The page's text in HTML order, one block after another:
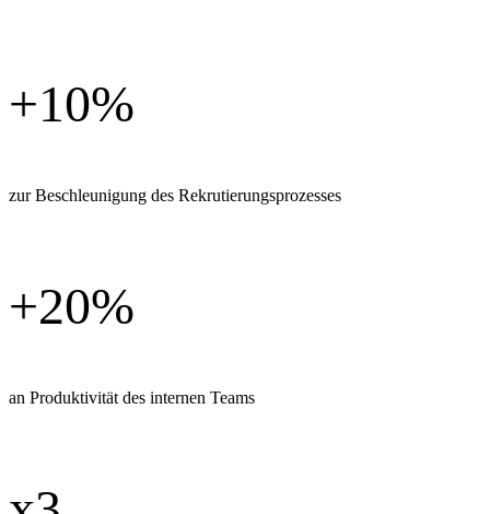
+10%
zur Beschleunigung des Rekrutierungsprozesses
+20%
an Produktivität des internen Teams